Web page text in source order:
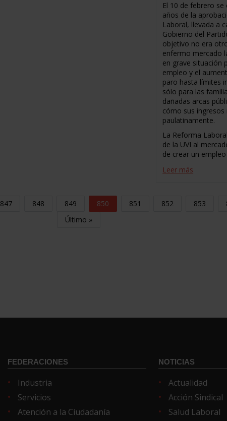
El 10 de febrero
años de la
Laboral, llevada a
Gobierno del
objetivo no era
enfermo mercado
en grave situación
empleo y el
paro hasta límites
sólo para las
dañadas arcas
cómo sus ingresos
paulatinamente.
La Reforma
de la UVI al
de crear un
Leer más
847 848 849 850 851 852 853
Último »
FEDERACIONES
Industria
Servicios
Atención a la Ciudadanía
NOTICIAS
Actualidad
Acción Sindical
Salud Laboral